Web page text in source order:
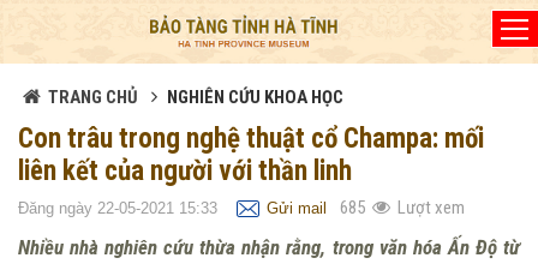
TRANG CHỦ NGHIÊN CỨU KHOA HỌC
Con trâu trong nghệ thuật cổ Champa: mối
liên kết của người với thần linh
Đăng ngày 22-05-2021 15:33 Gửi mail 685 Lượt xem
Nhiều nhà nghiên cứu thừa nhận rằng, trong văn hóa Ấn Độ từ
Đã kết nối EMC